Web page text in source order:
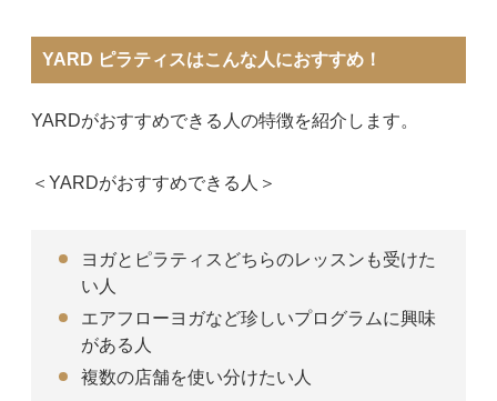
YARD ピラティスはこんな人におすすめ！
YARDがおすすめできる人の特徴を紹介します。
＜YARDがおすすめできる人＞
ヨガとピラティスどちらのレッスンも受けた
い人
エアフローヨガなど珍しいプログラムに興味
がある人
複数の店舗を使い分けたい人